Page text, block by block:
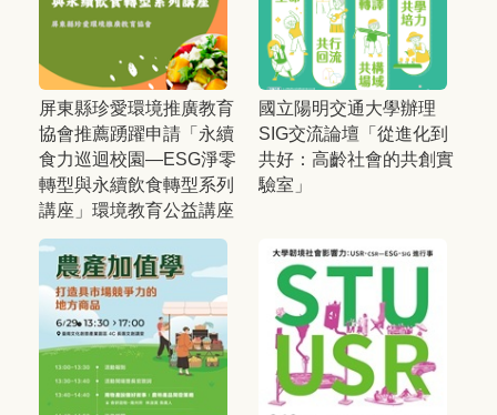
屏東縣珍愛環境推廣教育
協會推薦踴躍申請「永續
食力巡迴校園—ESG淨零
轉型與永續飲食轉型系列
講座」環境教育公益講座
國立陽明交通大學辦理
SIG交流論壇「從進化到
共好：高齡社會的共創實
驗室」